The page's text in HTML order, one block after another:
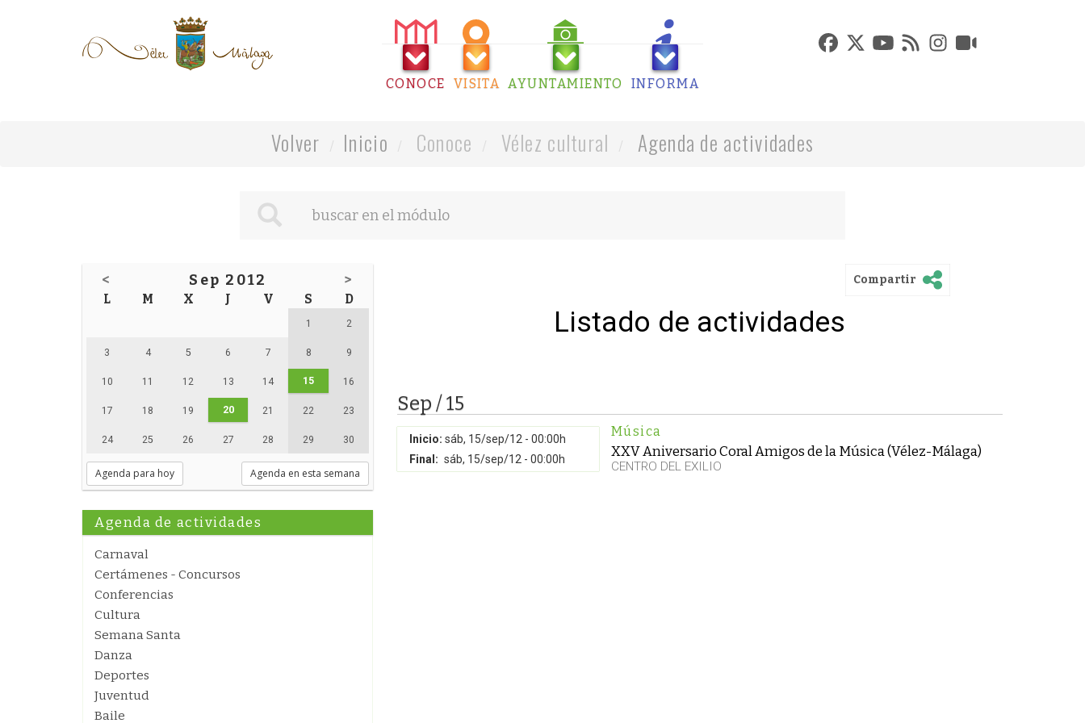
CONOCE VISITA AYUNTAMIENTO INFORMA
Volver Inicio Conoce Vélez cultural Agenda de actividades
< Sep 2012 >
L M X J V S D
1 2
3 4 5 6 7 8 9
10 11 12 13 14 15 16
17 18 19 20 21 22 23
24 25 26 27 28 29 30
Agenda para hoy Agenda en esta semana
Agenda de actividades
Carnaval
Certámenes - Concursos
Conferencias
Cultura
Semana Santa
Danza
Deportes
Juventud
Baile
Compartir
Listado de actividades
Sep / 15
Inicio: sáb, 15/sep/12 - 00:00h
Final: sáb, 15/sep/12 - 00:00h
Música
XXV Aniversario Coral Amigos de la Música (Vélez-Málaga)
CENTRO DEL EXILIO